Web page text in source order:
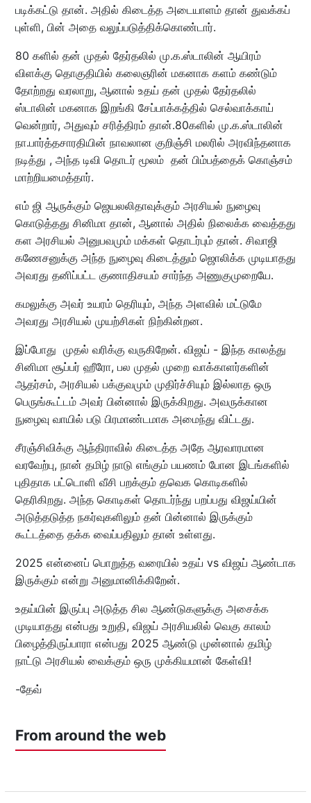
படிக்கட்டு தான். அதில் கிடைத்த அடையாளம் தான் துவக்கப்
புள்ளி, பின் அதை வலுப்படுத்திக்கொண்டார்.
80 களில் தன் முதல் தேர்தலில் மு.க.ஸ்டாலின் ஆயிரம்
விளக்கு தொகுதியில் கலைஞரின் மகனாக களம் கண்டும்
தோற்றது வரலாறு, ஆனால் உதய் தன் முதல் தேர்தலில்
ஸ்டாலின் மகனாக இறங்கி சேப்பாக்கத்தில் செல்வாக்காய்
வென்றார், அதுவும் சரித்திரம் தான்.80களில் மு.க.ஸ்டாலின்
நா.பார்த்தசாரதியின் நாவலான குறிஞ்சி மலரில் அரவிந்தனாக
நடித்து , அந்த டிவி தொடர் மூலம் தன் பிம்பத்தைக் கொஞ்சம்
மாற்றியமைத்தார்.
எம் ஜி ஆருக்கும் ஜெயலலிதாவுக்கும் அரசியல் நுழைவு
கொடுத்தது சினிமா தான், ஆனால் அதில் நிலைக்க வைத்தது
கள அரசியல் அனுபவமும் மக்கள் தொடர்பும் தான். சிவாஜி
கணேசனுக்கு அந்த நுழைவு கிடைத்தும் ஜொலிக்க முடியாதது
அவரது தனிப்பட்ட குணாதிசயம் சார்ந்த அணுகுமுறையே.
கமலுக்கு அவர் உயரம் தெரியும், அந்த அளவில் மட்டுமே
அவரது அரசியல் முயற்சிகள் நிற்கின்றன.
இப்போது முதல் வரிக்கு வருகிறேன். விஜய் - இந்த காலத்து
சினிமா சூப்பர் ஹீரோ, பல முதல் முறை வாக்காளர்களின்
ஆதர்சம், அரசியல் பக்குவமும் முதிர்ச்சியும் இல்லாத ஒரு
பெருங்கூட்டம் அவர் பின்னால் இருக்கிறது. அவருக்கான
நுழைவு வாயில் படு பிரமாண்டமாக அமைந்து விட்டது.
சீரஞ்சிவிக்கு ஆந்திராவில் கிடைத்த அதே ஆரவாரமான
வரவேற்பு, நான் தமிழ் நாடு எங்கும் பயணம் போன இடங்களில்
புதிதாக பட்டொளி வீசி பறக்கும் தவெக கொடிகளில்
தெரிகிறது. அந்த கொடிகள் தொடர்ந்து பறப்பது விஜய்யின்
அடுத்தடுத்த நகர்வுகளிலும் தன் பின்னால் இருக்கும்
கூட்டத்தை தக்க வைப்பதிலும் தான் உள்ளது.
2025 என்னைப் பொறுத்த வரையில் உதய் vs விஜய் ஆண்டாக
இருக்கும் என்று அனுமானிக்கிறேன்.
உதய்யின் இருப்பு அடுத்த சில ஆண்டுகளுக்கு அசைக்க
முடியாதது என்பது உறுதி, விஜய் அரசியலில் வெகு காலம்
பிழைத்திருப்பாரா என்பது 2025 ஆண்டு முன்னால் தமிழ்
நாட்டு அரசியல் வைக்கும் ஒரு முக்கியமான் கேள்வி!
-தேவ்
From around the web